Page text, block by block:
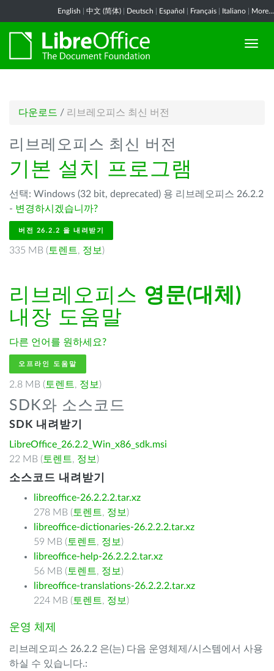
English 中文 (简体) Deutsch Español Français Italiano More...
다운로드 / 리브레오피스 최신 버전
리브레오피스 최신 버전
기본 설치 프로그램
선택: Windows (32 bit, deprecated) 용 리브레오피스 26.2.2
- 변경하시겠습니까?
버전 26.2.2 을 내려받기
335 MB ( 토렌트, 정보 )
리브레오피스 영문(대체)
내장 도움말
다른 언어를 원하세요?
오프라인 도움말
2.8 MB ( 토렌트, 정보 )
SDK와 소스코드
SDK 내려받기
LibreOffice_26.2.2_Win_x86_sdk.msi
22 MB ( 토렌트, 정보 )
소스코드 내려받기
libreoffice-26.2.2.2.tar.xz
278 MB ( 토렌트, 정보 )
libreoffice-dictionaries-26.2.2.2.tar.xz
59 MB ( 토렌트, 정보 )
libreoffice-help-26.2.2.2.tar.xz
56 MB ( 토렌트, 정보 )
libreoffice-translations-26.2.2.2.tar.xz
224 MB ( 토렌트, 정보 )
운영 체제
리브레오피스 26.2.2 은(는) 다음 운영체제/시스템에서 사용
하실 수 있습니다.: